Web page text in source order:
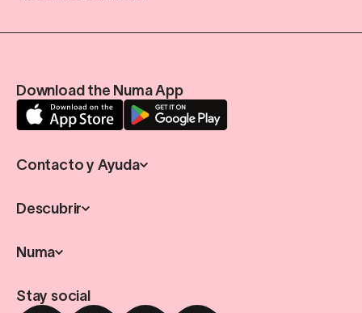
Download the Numa App
Contacto y Ayuda
Descubrir
Numa
Stay social